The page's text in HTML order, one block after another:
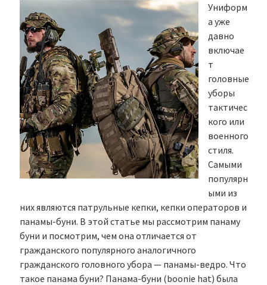
Униформ
а уже
давно
включае
т
головные
уборы
тактичес
кого или
военного
стиля.
Самыми
популярн
ыми из
них являются патрульные кепки, кепки операторов и
панамы-буни. В этой статье мы рассмотрим панаму
буни и посмотрим, чем она отличается от
гражданского популярного аналогичного
гражданского головного убора — панамы-ведро. Что
такое панама буни? Панама-буни (boonie hat) была